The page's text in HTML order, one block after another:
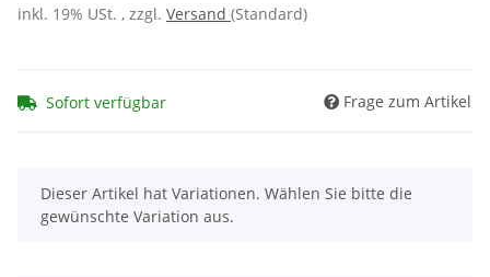
inkl. 19% USt. , zzgl. Versand (Standard)
Sofort verfügbar Frage zum Artikel
x
Dieser Artikel hat Variationen. Wählen Sie bitte die
gewünschte Variation aus.